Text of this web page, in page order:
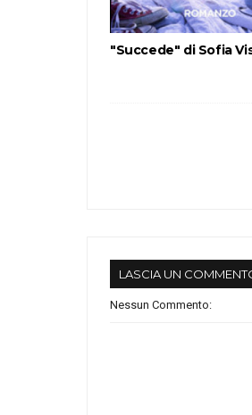
"Succede" di Sofia
LASCIA UN
Nessun Commento: